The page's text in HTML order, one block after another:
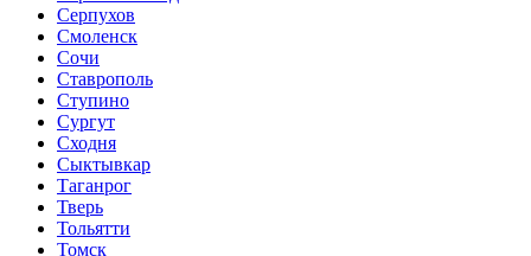
Серпухов
Смоленск
Сочи
Ставрополь
Ступино
Сургут
Сходня
Сыктывкар
Таганрог
Тверь
Тольятти
Томск